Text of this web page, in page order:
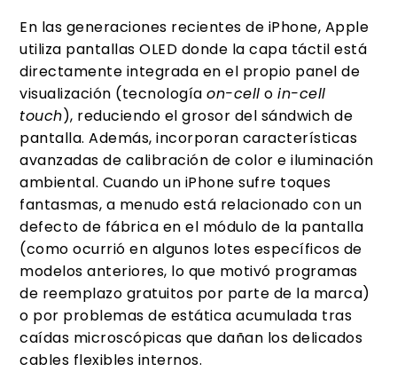
En las generaciones recientes de iPhone, Apple
utiliza pantallas OLED donde la capa táctil está
directamente integrada en el propio panel de
visualización (tecnologíaon-cell oin-cell
touch), reduciendo el grosor del sándwich de
pantalla. Además, incorporan características
avanzadas de calibración de color e iluminación
ambiental. Cuando un iPhone sufre toques
fantasmas, a menudo está relacionado con un
defecto de fábrica en el módulo de la pantalla
(como ocurrió en algunos lotes específicos de
modelos anteriores, lo que motivó programas
de reemplazo gratuitos por parte de la marca)
o por problemas de estática acumulada tras
caídas microscópicas que dañan los delicados
cables flexibles internos.